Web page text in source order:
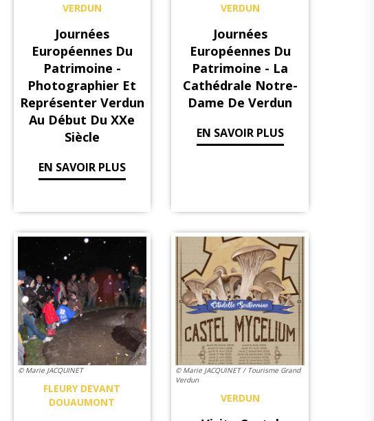
VERDUN
Journées
Européennes Du
Patrimoine -
Photographier Et
Représenter Verdun
Au Début Du XXe
Siècle
EN SAVOIR PLUS
VERDUN
Journées
Européennes Du
Patrimoine - La
Cathédrale Notre-
Dame De Verdun
EN SAVOIR PLUS
© Marie JACQUINET
FLEURY DEVANT
DOUAUMONT
© Marie JACQUINET / Tourisme Grand
Verdun
VERDUN